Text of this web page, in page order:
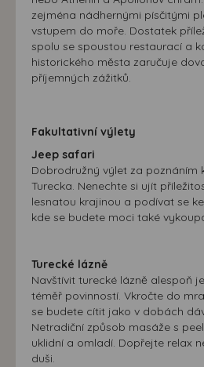
zejména nádhernými písčitými
vstupem do moře. Dostatek
spolu se spoustou restaurací a
historického města zaručuje
příjemných zážitků.
Fakultativní výlety
Jeep safari
Dobrodružný výlet za poznáním
Turecka. Nenechte si ujít
lesnatou krajinou a podívat se
kde se budete moci také
Turecké lázně
Navštívit turecké lázně alespoň
téměř povinností. Vkročte do
se budete cítit jako v dobách
Netradiční způsob masáže s
uklidní a omladí. Dopřejte relax
duši.
možná bezprostřední identifikace
souhlasu, nedojde k zobrazování
přizpůsobených Vašim zájmům.